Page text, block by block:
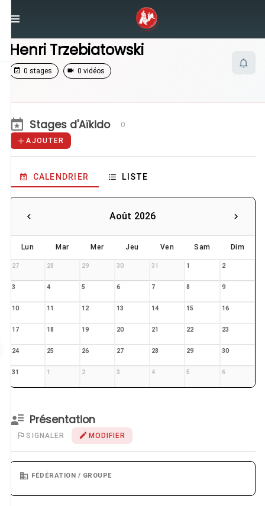
Henri Trzebiatowski
Henri Trzebiatowski
0 stages 0 vidéos
Stages d'Aïkido 0
AJOUTER
CALENDRIER LISTE
Août 2026
Lun Mar Mer Jeu Ven Sam Dim
27 28 29 30 31 1 2
3 4 5 6 7 8 9
10 11 12 13 14 15 16
17 18 19 20 21 22 23
24 25 26 27 28 29 30
31 1 2 3 4 5 6
Présentation
SIGNALER MODIFIER
FÉDÉRATION / GROUPE